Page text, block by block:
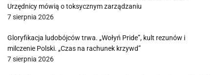
Urzędnicy mówią o toksycznym zarządzaniu
7 sierpnia 2026
Gloryfikacja ludobójców trwa. „Wołyń Pride”, kult rezunów i
milczenie Polski. „Czas na rachunek krzywd”
7 sierpnia 2026